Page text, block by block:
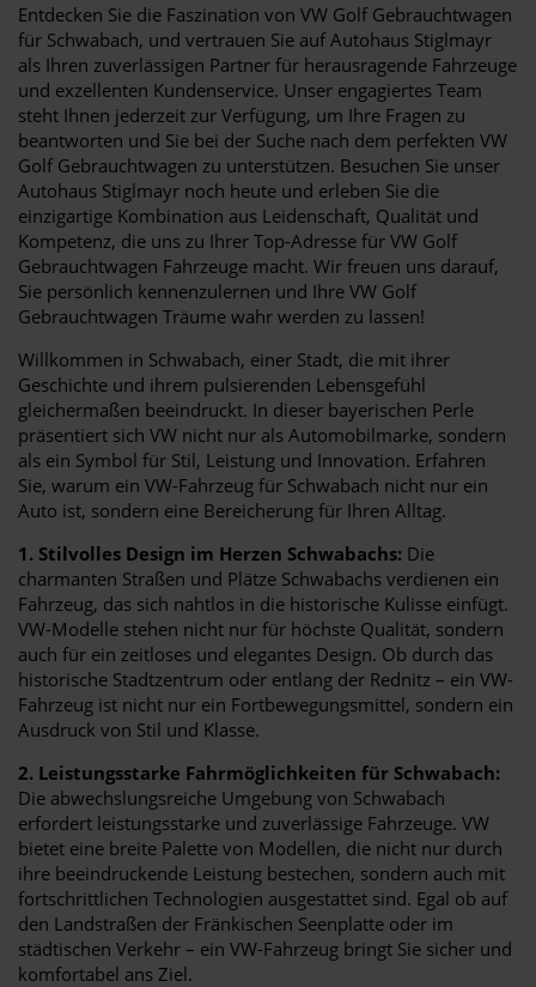
Entdecken Sie die Faszination von VW Golf Gebrauchtwagen
für Schwabach, und vertrauen Sie auf Autohaus Stiglmayr
als Ihren zuverlässigen Partner für herausragende Fahrzeuge
und exzellenten Kundenservice. Unser engagiertes Team
steht Ihnen jederzeit zur Verfügung, um Ihre Fragen zu
beantworten und Sie bei der Suche nach dem perfekten VW
Golf Gebrauchtwagen zu unterstützen. Besuchen Sie unser
Autohaus Stiglmayr noch heute und erleben Sie die
einzigartige Kombination aus Leidenschaft, Qualität und
Kompetenz, die uns zu Ihrer Top-Adresse für VW Golf
Gebrauchtwagen Fahrzeuge macht. Wir freuen uns darauf,
Sie persönlich kennenzulernen und Ihre VW Golf
Gebrauchtwagen Träume wahr werden zu lassen!
Willkommen in Schwabach, einer Stadt, die mit ihrer
Geschichte und ihrem pulsierenden Lebensgefühl
gleichermaßen beeindruckt. In dieser bayerischen Perle
präsentiert sich VW nicht nur als Automobilmarke, sondern
als ein Symbol für Stil, Leistung und Innovation. Erfahren
Sie, warum ein VW-Fahrzeug für Schwabach nicht nur ein
Auto ist, sondern eine Bereicherung für Ihren Alltag.
1. Stilvolles Design im Herzen Schwabachs: Die
charmanten Straßen und Plätze Schwabachs verdienen ein
Fahrzeug, das sich nahtlos in die historische Kulisse einfügt.
VW-Modelle stehen nicht nur für höchste Qualität, sondern
auch für ein zeitloses und elegantes Design. Ob durch das
historische Stadtzentrum oder entlang der Rednitz – ein VW-
Fahrzeug ist nicht nur ein Fortbewegungsmittel, sondern ein
Ausdruck von Stil und Klasse.
2. Leistungsstarke Fahrmöglichkeiten für Schwabach:
Die abwechslungsreiche Umgebung von Schwabach
erfordert leistungsstarke und zuverlässige Fahrzeuge. VW
bietet eine breite Palette von Modellen, die nicht nur durch
ihre beeindruckende Leistung bestechen, sondern auch mit
fortschrittlichen Technologien ausgestattet sind. Egal ob auf
den Landstraßen der Fränkischen Seenplatte oder im
städtischen Verkehr – ein VW-Fahrzeug bringt Sie sicher und
komfortabel ans Ziel.